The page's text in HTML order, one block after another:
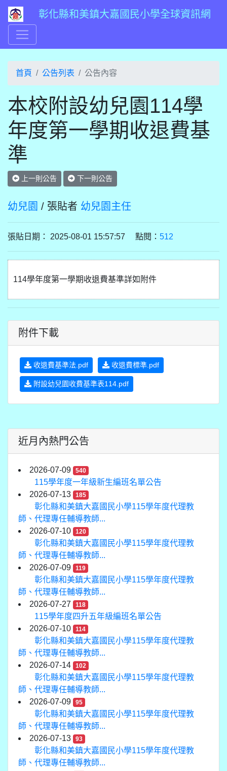
彰化縣和美鎮大嘉國民小學全球資訊網
首頁 公告列表 公告內容
本校附設幼兒園114學
年度第一學期收退費基
準
上一則公告 下一則公告
幼兒園 / 張貼者 幼兒園主任
張貼日期： 2025-08-01 15:57:57 點閱： 512
114學年度第一學期收退費基準詳如附件
附件下載
收退費基準法.pdf 收退費標準.pdf
附設幼兒園收費基準表114.pdf
近月內熱門公告
2026-07-09 540
115學年度一年級新生編班名單公告
2026-07-13
185
彰化縣和美鎮大嘉國民小學115學年度代理教
師、代理專任輔導教師...
2026-07-10
120
彰化縣和美鎮大嘉國民小學115學年度代理教
師、代理專任輔導教師...
2026-07-09
119
彰化縣和美鎮大嘉國民小學115學年度代理教
師、代理專任輔導教師...
2026-07-27
118
115學年度四升五年級編班名單公告
2026-07-10
114
彰化縣和美鎮大嘉國民小學115學年度代理教
師、代理專任輔導教師...
2026-07-14
102
彰化縣和美鎮大嘉國民小學115學年度代理教
師、代理專任輔導教師...
2026-07-09
95
彰化縣和美鎮大嘉國民小學115學年度代理教
師、代理專任輔導教師...
2026-07-13
93
彰化縣和美鎮大嘉國民小學115學年度代理教
師、代理專任輔導教師...